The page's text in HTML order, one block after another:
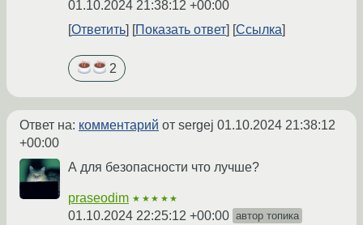
01.10.2024 21:38:12 +00:00
Ответить
Показать ответ Ссылка
2
Ответ на: комментарий от sergej 01.10.2024 21:38:12
+00:00
А для безопасности что лучше?
praseodim ★★★★★
01.10.2024 22:25:12 +00:00 автор топика